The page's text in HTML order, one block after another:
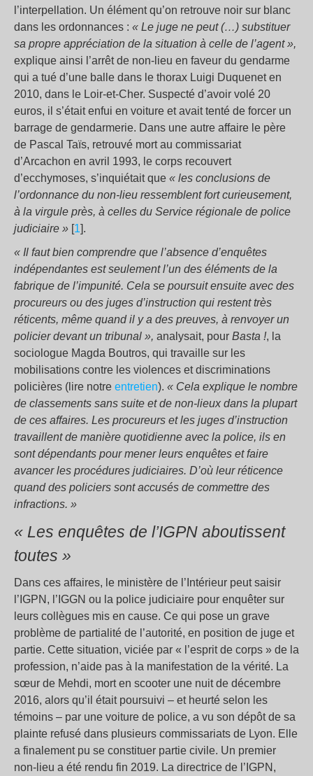
l’interpellation. Un élément qu’on retrouve noir sur blanc
dans les ordonnances : « Le juge ne peut (…) substituer
sa propre appréciation de la situation à celle de l’agent »,
explique ainsi l’arrêt de non-lieu en faveur du gendarme
qui a tué d’une balle dans le thorax Luigi Duquenet en
2010, dans le Loir-et-Cher. Suspecté d’avoir volé 20
euros, il s’était enfui en voiture et avait tenté de forcer un
barrage de gendarmerie. Dans une autre affaire le père
de Pascal Taïs, retrouvé mort au commissariat
d’Arcachon en avril 1993, le corps recouvert
d’ecchymoses, s’inquiétait que « les conclusions de
l’ordonnance du non-lieu ressemblent fort curieusement,
à la virgule près, à celles du Service régionale de police
judiciaire » [1].
« Il faut bien comprendre que l’absence d’enquêtes
indépendantes est seulement l’un des éléments de la
fabrique de l’impunité. Cela se poursuit ensuite avec des
procureurs ou des juges d’instruction qui restent très
réticents, même quand il y a des preuves, à renvoyer un
policier devant un tribunal », analysait, pour Basta !, la
sociologue Magda Boutros, qui travaille sur les
mobilisations contre les violences et discriminations
policières (lire notre entretien). « Cela explique le nombre
de classements sans suite et de non-lieux dans la plupart
de ces affaires. Les procureurs et les juges d’instruction
travaillent de manière quotidienne avec la police, ils en
sont dépendants pour mener leurs enquêtes et faire
avancer les procédures judiciaires. D’où leur réticence
quand des policiers sont accusés de commettre des
infractions. »
« Les enquêtes de l’IGPN aboutissent
toutes »
Dans ces affaires, le ministère de l’Intérieur peut saisir
l’IGPN, l’IGGN ou la police judiciaire pour enquêter sur
leurs collègues mis en cause. Ce qui pose un grave
problème de partialité de l’autorité, en position de juge et
partie. Cette situation, viciée par « l’esprit de corps » de la
profession, n’aide pas à la manifestation de la vérité. La
sœur de Mehdi, mort en scooter une nuit de décembre
2016, alors qu’il était poursuivi – et heurté selon les
témoins – par une voiture de police, a vu son dépôt de sa
plainte refusé dans plusieurs commissariats de Lyon. Elle
a finalement pu se constituer partie civile. Un premier
non-lieu a été rendu fin 2019. La directrice de l’IGPN,